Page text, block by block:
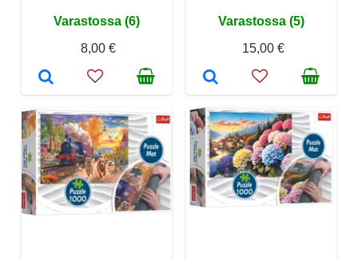
Varastossa (6)
8,00 €
Varastossa (5)
15,00 €